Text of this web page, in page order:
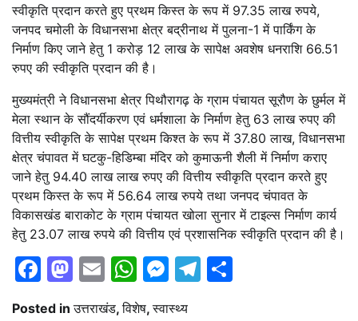
स्वीकृति प्रदान करते हुए प्रथम किस्त के रूप में 97.35 लाख रुपये,
जनपद चमोली के विधानसभा क्षेत्र बद्रीनाथ में पुलना-1 में पार्किंग के
निर्माण किए जाने हेतु 1 करोड़ 12 लाख के सापेक्ष अवशेष धनराशि 66.51
रुपए की स्वीकृति प्रदान की है।
मुख्यमंत्री ने विधानसभा क्षेत्र पिथौरागढ़ के ग्राम पंचायत सूरौण के छुर्मल में
मेला स्थान के सौंदर्यीकरण एवं धर्मशाला के निर्माण हेतु 63 लाख रुपए की
वित्तीय स्वीकृति के सापेक्ष प्रथम किश्त के रूप में 37.80 लाख, विधानसभा
क्षेत्र चंपावत में घटकु-हिडिम्बा मंदिर को कुमाऊनी शैली में निर्माण कराए
जाने हेतु 94.40 लाख लाख रुपए की वित्तीय स्वीकृति प्रदान करते हुए
प्रथम किस्त के रूप में 56.64 लाख रुपये तथा जनपद चंपावत के
विकासखंड बाराकोट के ग्राम पंचायत खोला सुनार में टाइल्स निर्माण कार्य
हेतु 23.07 लाख रुपये की वित्तीय एवं प्रशासनिक स्वीकृति प्रदान की है।
Facebook
Mastodon
EmailWhatsApp
Messenger
Telegram
Posted inउत्तराखंड,विशेष,स्वास्थ्य